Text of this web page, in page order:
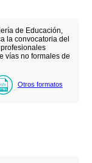
de Educación,
la convocatoria del
vías no formales de
Otros formatos